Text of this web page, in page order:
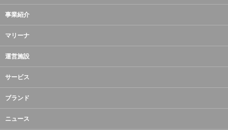
事業紹介
マリーナ
運営施設
サービス
ブランド
ニュース